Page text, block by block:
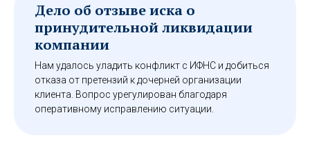
Дело об отзыве иска о
принудительной ликвидации
компании
Нам удалось уладить конфликт с ИФНС и добиться
отказа от претензий к дочерней организации
клиента. Вопрос урегулирован благодаря
оперативному исправлению ситуации.